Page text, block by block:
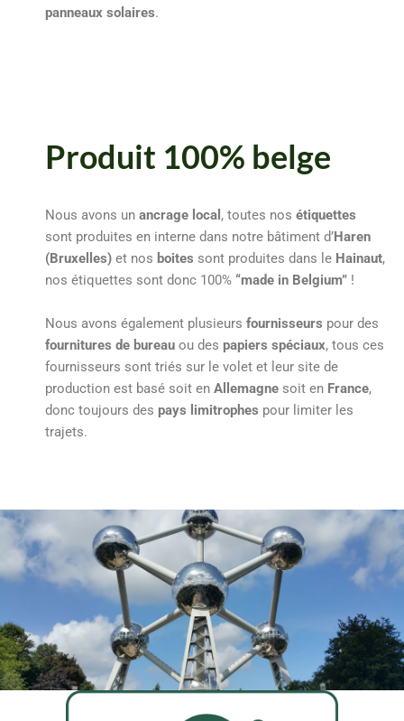
panneaux solaires.
Produit 100% belge
Nous avons un ancrage local , toutes nos étiquettes
sont produites en interne dans notre bâtiment d’Haren
(Bruxelles) et nos boites sont produites dans le Hainaut,
nos étiquettes sont donc 100% “made in Belgium” !
Nous avons également plusieurs fournisseurs pour des
fournitures de bureau ou des papiers spéciaux, tous ces
fournisseurs sont triés sur le volet et leur site de
production est basé soit en Allemagne soit en France,
donc toujours des pays limitrophes pour limiter les
trajets.